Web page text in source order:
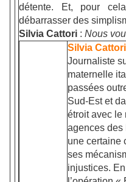
détente. Et, pour
débarrasser des
Silvia Cattori : Nous
Silvia Cattori
Journaliste
maternelle
passées
Sud-Est et
étroit avec le
agences des
une certaine
ses
injustices.